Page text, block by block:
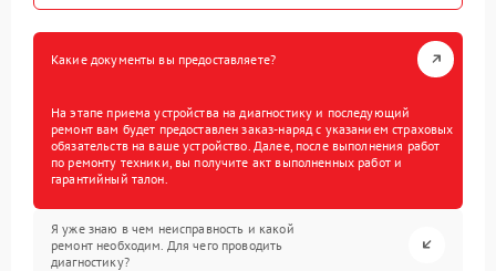
Какие документы вы предоставляете?
На этапе приема устройства на диагностику и последующий
ремонт вам будет предоставлен заказ-наряд с указанием страховых
обязательств на ваше устройство. Далее, после выполнения работ
по ремонту техники, вы получите акт выполненных работ и
гарантийный талон.
Я уже знаю в чем неисправность и какой
ремонт необходим. Для чего проводить
диагностику?